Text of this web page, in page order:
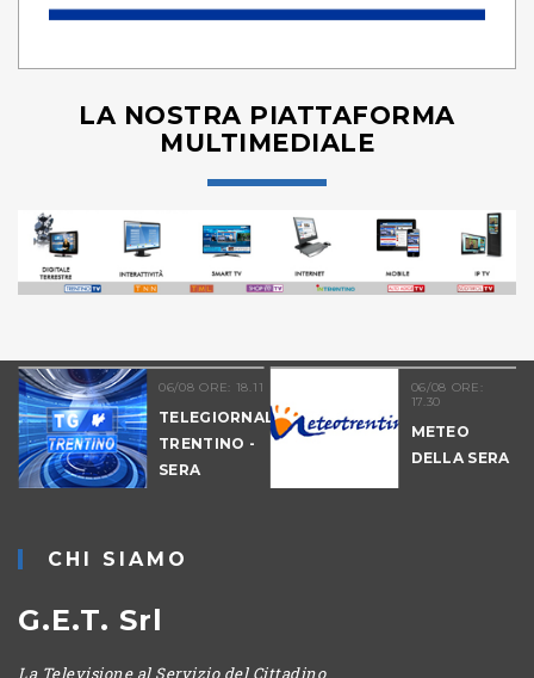
LA NOSTRA PIATTAFORMA
MULTIMEDIALE
06/08 ORE: 18.11
TELEGIORNALE
TRENTINO -
SERA
06/08 ORE:
17.30
METEO
DELLA SERA
CHI SIAMO
G.E.T. Srl
La Televisione al Servizio del Cittadino